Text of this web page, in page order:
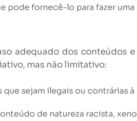
pode fornecê-lo para fazer uma
adequado dos conteúdos
mas não limitativo:
sejam ilegais ou contrárias
de natureza racista,